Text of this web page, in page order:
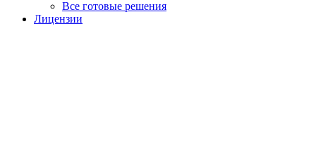
Все готовые решения
Лицензии